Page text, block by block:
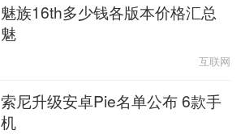
魅族16th多少钱各版本价格汇总
魅
互联网
索尼升级安卓Pie名单公布 6款手
机